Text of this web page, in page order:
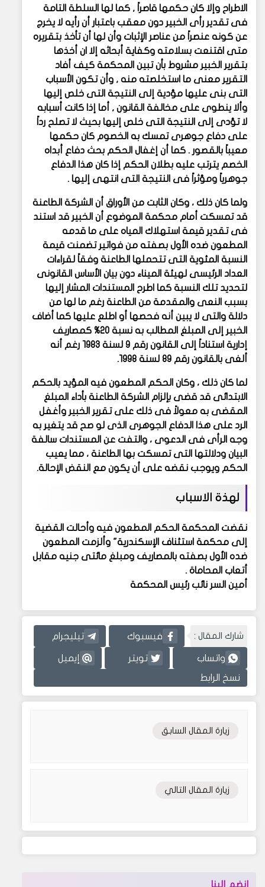
الاطراح وإلا كان حكمها قاصراً , كما لها السلطة التامة
فى تقدير رأى الخبير دون معقب باعتبار أن رأيه لا يخرج
عن كونه عنصراً من عناصر الإثبات وأن لها أن تأخذ بتقريره
متى اقتنعت بسلامته وكفاية أبحاثه إلا ان أخذها
بتقرير الخبير مشروط بأن تبين المحكمة كيف أفاد
التقرير معنى ما استخلصته منه , وأن تكون الأسباب
التى بنى عليها مؤدية إلى النتيجة التى خلص إليها
وألا ينطوى على مخالفة القانون , أما إذا كانت أسبابه
لا تؤدى إلى النتيجة التى خلص إليها بحيث لا تصلح رداً
على دفاع جوهرى تمسك به الخصوم كان حكمها
معيباً بالقصور . كما أن إغفال الحكم بحث دفاع أبداه
الخصم يترتب عليه بطلان الحكم إذا كان هذا الدفاع
جوهرياً ومؤثراً فى النتيجة التى انتهى إليها .
ولما كان ذلك ، وكان الثابت من الأوراق أن الشركة الطاعنة
قد تمسكت أمام محكمة الموضوع أن الخبير قد استند
فى تقدير قيمة استهلاك المياه على ما قدمه
المطعون ضده الأول بصفته من فواتير تضمنت قيمة
النسبة المئوية التى تتحملها الطاعنة وفقاً لقراءات
العداد الرئيسى لهيئة الميناء دون بيان الأساس القانونى
لتحديد تلك النسبة كما اطرح المستندات المشار إليها
بسبب النعى والمقدمة من الطاعنة رغم ما لها من
دلالة والتى لا يبين أنه فحصها أو اطلع عليها كما أضاف
الخبير إلى المبلغ المطالب به نسبة ٢٠% كمصاريف
إدارية استناداً إلى القانون رقم ٩ لسنة ١٩٨٣ رغم أنه
ألغى بالقانون رقم ٨٩ لسنة ١٩٩٨.
لما كان ذلك ، وكان الحكم المطعون فيه المؤيد بالحكم
الابتدائى قد قضى بإلزام الشركة الطاعنة بأداء المبلغ
المقضى به معولاً فى ذلك على تقرير الخبير وأغفل
الرد على هذا الدفاع الجوهرى الذى لو صح قد يتغير به
وجه الرأى فى الدعوى ، والتفت عن المستندات سالفة
البيان ودلالتها التى تمسكت بها الطاعنة ، مما يعيب
الحكم ويوجب نقضه على أن يكون مع النقض الإحالة.
لهذة الاسباب
نقضت المحكمة الحكم المطعون فيه وأحالت القضية
إلى محكمة استئناف الإسكندرية" وألزمت المطعون
ضده الأول بصفته بالمصاريف ومبلغ مائتى جنيه مقابل
أتعاب المحاماة .
أمين السر نائب رئيس المحكمة
شارك المقال : فيسبوك تيليجرام
واتساب تويتر إيميل
نسخ الرابط
زيارة المقال السابق
زيارة المقال التالي
إنضم إلينا